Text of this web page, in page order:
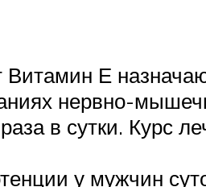
Е
нервно-
в сутки. Курс
у мужчин